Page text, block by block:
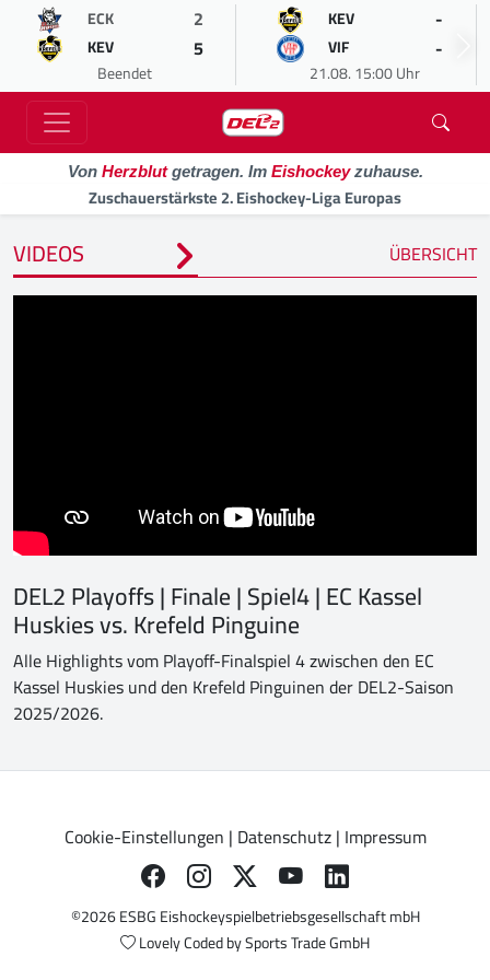
ECK 2
KEV 5
Beendet
KEV -
VIF -
21.08. 15:00 Uhr
Von Herzblutgetragen. Im Eishockeyzuhause.
Zuschauerstärkste 2. Eishockey-Liga Europas
VIDEOS ÜBERSICHT
DEL2 Playoffs | Finale | Spiel4 | EC Kassel
Huskies vs. Krefeld Pinguine
Alle Highlights vom Playoff-Finalspiel 4 zwischen den EC
Kassel Huskies und den Krefeld Pinguinen der DEL2-Saison
2025/2026.
Cookie-Einstellungen | Datenschutz| Impressum
©2026 ESBG Eishockeyspielbetriebsgesellschaft mbH
Lovely Coded bySports Trade GmbH